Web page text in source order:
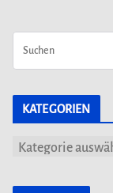
KATEGORIEN